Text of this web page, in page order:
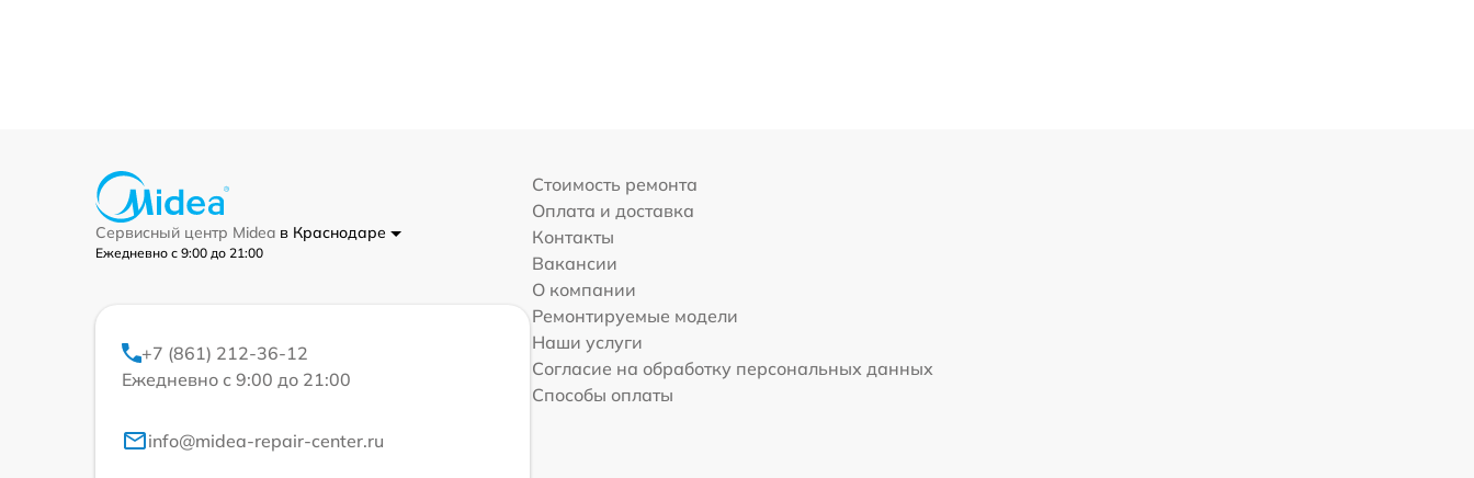
Сервисный центр Midea в Краснодаре
Ежедневно с 9:00 до 21:00
+7 (861) 212-36-12
Ежедневно с 9:00 до 21:00
info@midea-repair-center.ru
Стоимость ремонта
Оплата и доставка
Контакты
Вакансии
О компании
Ремонтируемые модели
Наши услуги
Согласие на обработку персональных данных
Способы оплаты